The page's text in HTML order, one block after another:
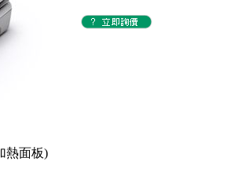
熱面板)